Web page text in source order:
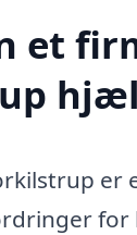
et
er
for